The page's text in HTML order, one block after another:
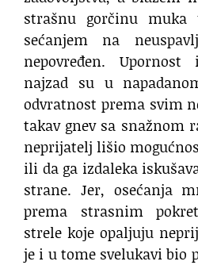
strašnu gorčinu
sećanjem na
nepovređen.
najzad su u
odvratnost prema svim
takav gnev sa snažnom
neprijatelj lišio
ili da ga izdaleka
strane. Jer, osećanja
prema strasnim
strele koje opaljuju
je i u tome svelukavi bio